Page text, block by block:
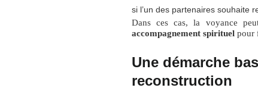
si l’un des partenaires souhaite
Dans ces cas, la voyance
accompagnement spirituelpour
Une démarche
reconstruction